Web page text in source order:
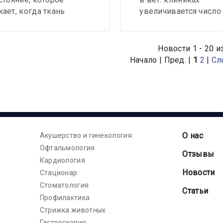
когда ткань
увеличивается число
кожными
травмами и
Новости 1 - 20
Начало | Пред. | 1 2 |
Акушерство и гинекология
Офтальмология
Кардиология
Стационар
Стоматология
Профилактика
Стрижка животных
О нас
Отзывы
Новости
Статьи